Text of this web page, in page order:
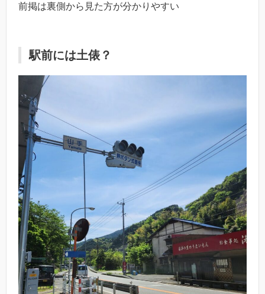
前掲は裏側から見た方が分かりやすい
駅前には土俵？